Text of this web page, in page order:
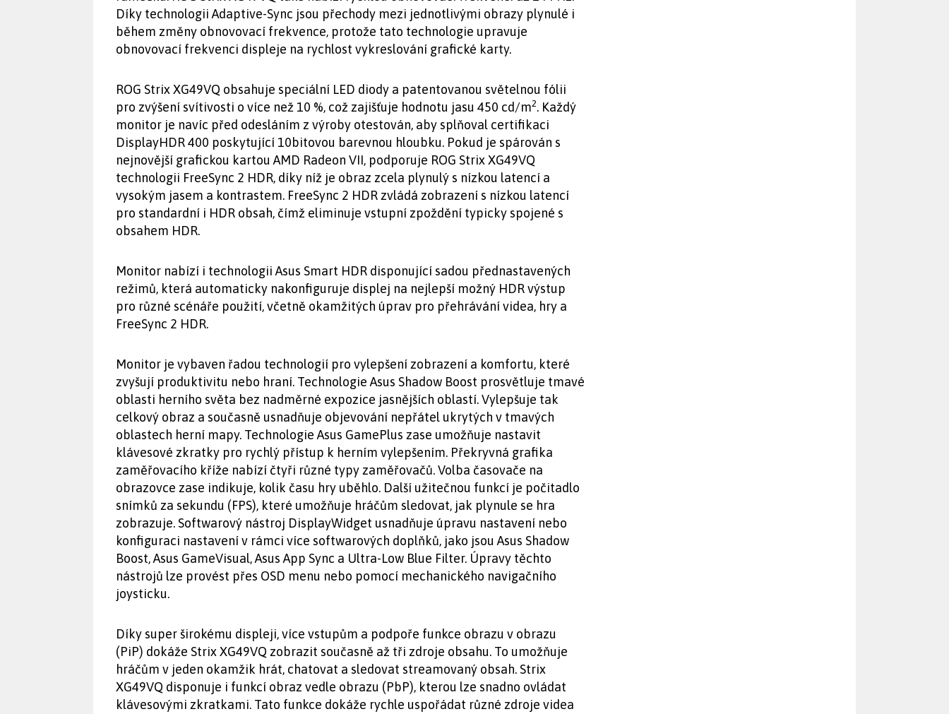
Díky technologii Adaptive-Sync jsou přechody mezi jednotlivými obrazy plynulé i
během změny obnovovací frekvence, protože tato technologie upravuje
obnovovací frekvenci displeje na rychlost vykreslování grafické karty.
ROG Strix XG49VQ obsahuje speciální LED diody a patentovanou světelnou fólii
pro zvýšení svítivosti o více než 10 %, což zajišťuje hodnotu jasu 450 cd/m2. Každý
monitor je navíc před odesláním z výroby otestován, aby splňoval certifikaci
DisplayHDR 400 poskytující 10bitovou barevnou hloubku. Pokud je spárován s
nejnovější grafickou kartou AMD Radeon VII, podporuje ROG Strix XG49VQ
technologii FreeSync 2 HDR, díky níž je obraz zcela plynulý s nízkou latencí a
vysokým jasem a kontrastem. FreeSync 2 HDR zvládá zobrazení s nízkou latencí
pro standardní i HDR obsah, čímž eliminuje vstupní zpoždění typicky spojené s
obsahem HDR.
Monitor nabízí i technologii Asus Smart HDR disponující sadou přednastavených
režimů, která automaticky nakonfiguruje displej na nejlepší možný HDR výstup
pro různé scénáře použití, včetně okamžitých úprav pro přehrávání videa, hry a
FreeSync 2 HDR.
Monitor je vybaven řadou technologií pro vylepšení zobrazení a komfortu, které
zvyšují produktivitu nebo hraní. Technologie Asus Shadow Boost prosvětluje tmavé
oblasti herního světa bez nadměrné expozice jasnějších oblastí. Vylepšuje tak
celkový obraz a současně usnadňuje objevování nepřátel ukrytých v tmavých
oblastech herní mapy. Technologie Asus GamePlus zase umožňuje nastavit
klávesové zkratky pro rychlý přístup k herním vylepšením. Překryvná grafika
zaměřovacího kříže nabízí čtyři různé typy zaměřovačů. Volba časovače na
obrazovce zase indikuje, kolik času hry uběhlo. Další užitečnou funkcí je počitadlo
snímků za sekundu (FPS), které umožňuje hráčům sledovat, jak plynule se hra
zobrazuje. Softwarový nástroj DisplayWidget usnadňuje úpravu nastavení nebo
konfiguraci nastavení v rámci více softwarových doplňků, jako jsou Asus Shadow
Boost, Asus GameVisual, Asus App Sync a Ultra-Low Blue Filter. Úpravy těchto
nástrojů lze provést přes OSD menu nebo pomocí mechanického navigačního
joysticku.
Díky super širokému displeji, více vstupům a podpoře funkce obrazu v obrazu
(PiP) dokáže Strix XG49VQ zobrazit současně až tři zdroje obsahu. To umožňuje
hráčům v jeden okamžik hrát, chatovat a sledovat streamovaný obsah. Strix
XG49VQ disponuje i funkcí obraz vedle obrazu (PbP), kterou lze snadno ovládat
klávesovými zkratkami. Tato funkce dokáže rychle uspořádat různé zdroje videa